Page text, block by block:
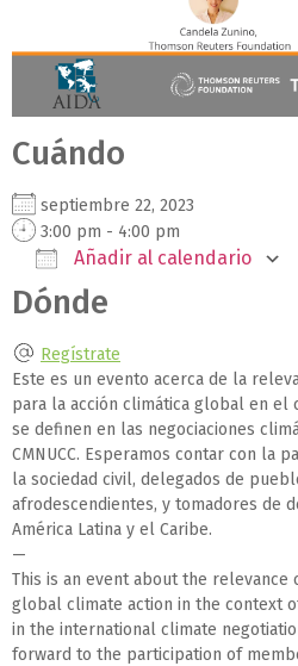
Cuándo
septiembre 22, 2023
3:00 pm - 4:00 pm
Añadir al calendario
Descargar ICS
Dónde
Regístrate
Este es un evento acerca de la
para la acción climática global en el
se definen en las negociaciones
CMNUCC. Esperamos contar con la
la sociedad civil, delegados de
afrodescendientes, y tomadores de
América Latina y el Caribe.
—
This is an event about the relevance
global climate action in the context
in the international climate
forward to the participation of